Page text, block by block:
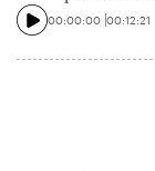
00:00:00 00:12:21